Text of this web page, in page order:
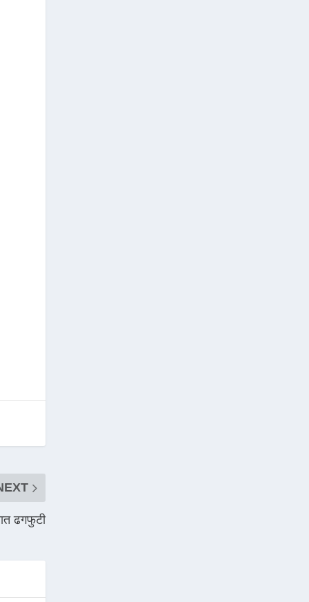
ढगफुटी